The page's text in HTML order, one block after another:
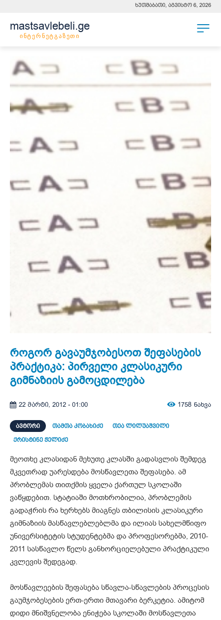
ხუთშაბათი, აგვისტო 6, 2026
mastsavlebeli.ge
ინტერნეტგაზეთი
როგორ გავაუმჯობესოთ შეფასების
პრაქტიკა: პირველი კლასიკური
გიმნაზიის გამოცდილება
22 მარტი, 2012 - 01:00 1758 ნახვა
ᲐᲕᲢᲝᲠᲘ თამთა კობახიძე
თეა ლილუაშვილი
ქრისტინე ჭელიძე
მეოთხე კლასიდან მეხუთე კლასში გადასვლის შემდეგ
მკვეთრად უარესდება მოსწავლეთა შეფასება. ამ
პრობლემას თითქმის ყველა ქართულ სკოლაში
ვაწყდებით. სტატიაში მოთხრობილია, პრობლემის
გადაჭრის რა ხერხებს მიაგნეს თბილისის კლასიკური
გიმნაზიის მასწავლებლებლმა და ილიას სახელმწიფო
უნივერსიტეტის სტუდენტებმა და პროფესორებმა, 2010-
2011 სასწავლო წელს განხორციელებული პრაქტიკული
კვლევის შედეგად.
მოსწავლეების შეფასება სწავლა-სწავლების პროცესის
გაუმჯობესების ერთ-ერთი მთავარი ბერკეტია. ამიტომ
დიდი მნიშვნელობა ენიჭება სკოლაში მოსწავლეთა